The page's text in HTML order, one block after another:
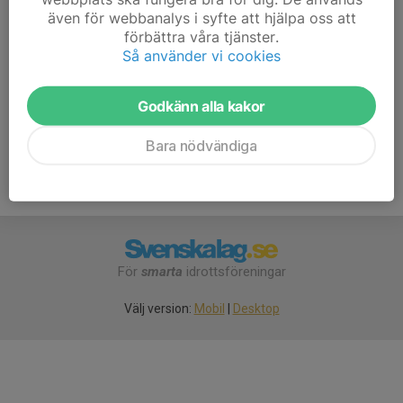
koddex@telia.com
Frederic Coudret
fred.coudret@hotmail.com
För smarta idrottsföreningar
Välj version: Mobil Desktop
även för webbanalys i syfte att hjälpa oss att
förbättra våra tjänster.
Så använder vi cookies
Godkänn alla kakor
Bara nödvändiga